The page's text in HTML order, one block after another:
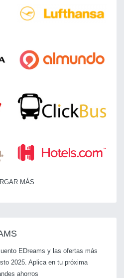
MÁS
EDreams y las ofertas más
2025. Aplica en tu próxima
ahorros